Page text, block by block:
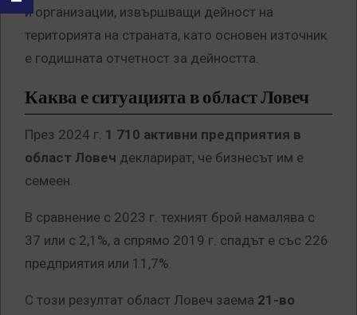
и организации, извършващи дейност на
територията на страната, като основен източник
е годишната отчетност за дейността.
Каква е ситуацията в област Ловеч
През 2024 г. 1 710 активни предприятия в
област Ловеч декларират, че бизнесът им е
семеен.
В сравнение с 2023 г. техният брой намалява с
37 или с 2,1%, а спрямо 2019 г. спадът е със 226
предприятия или 11,7%.
С този резултат област Ловеч заема 21-во